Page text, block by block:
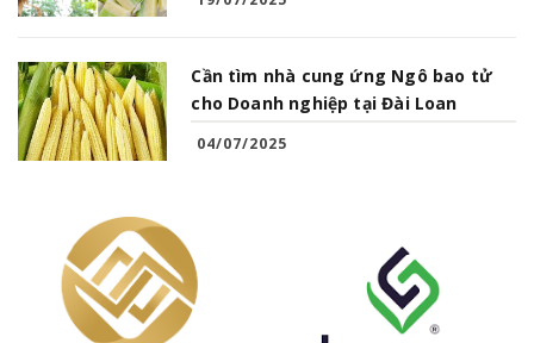
Cần tìm nhà cung ứng Ngô bao tử
cho Doanh nghiệp tại Đài Loan
04/07/2025